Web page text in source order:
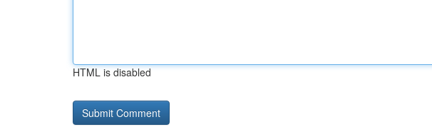
HTML is disabled